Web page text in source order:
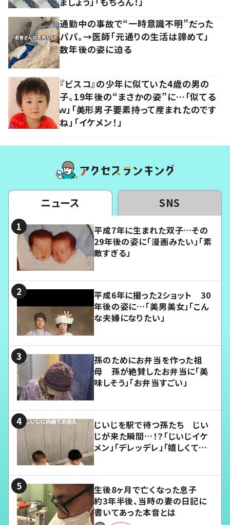
通勤中の事故で“一時意識不明”だった
パパ。→医師「元通りの生活は諦めて」
数年後の姿に迫る
『ビスコ』の少年に似ていた4歳の男の
子。19年後の“まさかの姿”に…「似てる
ｗ」「美形男子要素持って産まれたのです
ね」「イケメン！」
ニュース SNS
平成7年に生まれた双子…その
29年後の姿に「漫画みたい」「素
敵すぎる」
平成6年に撮った2ショット 30
年後の姿に…「美男美女」「こん
な夫婦になりたい」
孫のためにお弁当を作った祖
母 孫が絶賛したお弁当に「美
味しそう」「お弁当すごい」
じいじを駅で待つ孫たち じい
じが来た瞬間…！？「じいじイケ
メン」「デレッデレ」「嬉しくて可
生後8ヶ月で亡くなった息子
約3年半後、当時の妻の日記に
書いてあった本音とは